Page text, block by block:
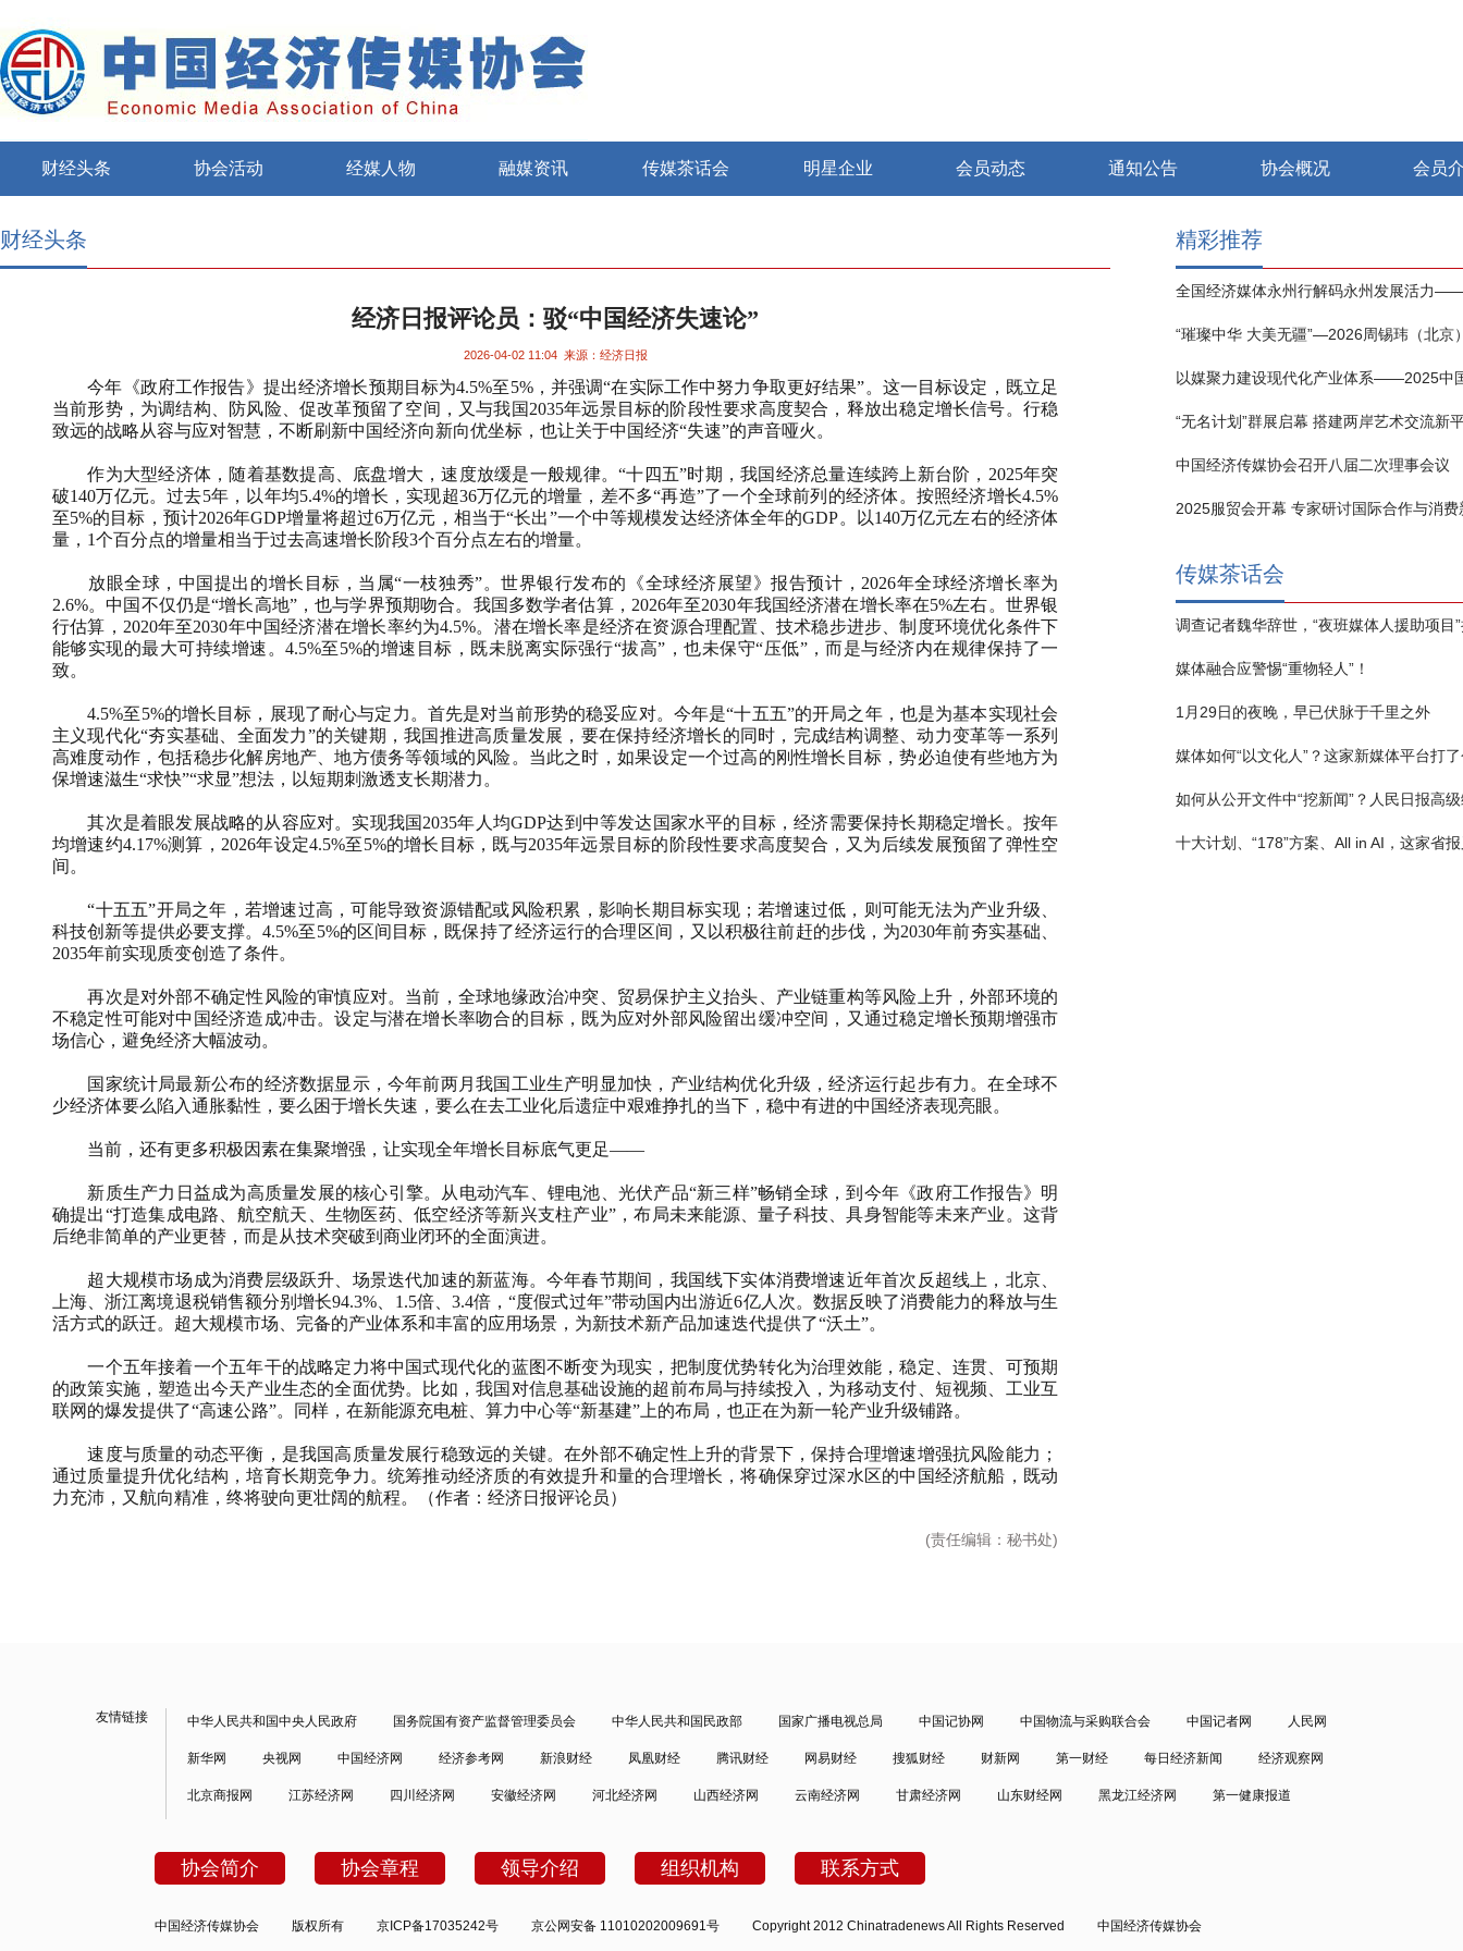
财经头条 协会活动 经媒人物 融媒资讯 传媒茶话会 明星企业 会员动态 通知公告 协会概况 会员
财经头条
经济日报评论员：驳“中国经济失速论”
2026-04-02 11:04 来源：经济日报
今年《政府工作报告》提出经济增长预期目标为4.5%至5%，并强调“在实际工作中努力争取更好结果”。这一目标设定，既立足
当前形势，为调结构、防风险、促改革预留了空间，又与我国2035年远景目标的阶段性要求高度契合，释放出稳定增长信号。行稳
致远的战略从容与应对智慧，不断刷新中国经济向新向优坐标，也让关于中国经济“失速”的声音哑火。
作为大型经济体，随着基数提高、底盘增大，速度放缓是一般规律。“十四五”时期，我国经济总量连续跨上新台阶，2025年突
破140万亿元。过去5年，以年均5.4%的增长，实现超36万亿元的增量，差不多“再造”了一个全球前列的经济体。按照经济增长4.5%
至5%的目标，预计2026年GDP增量将超过6万亿元，相当于“长出”一个中等规模发达经济体全年的GDP。以140万亿元左右的经济体
量，1个百分点的增量相当于过去高速增长阶段3个百分点左右的增量。
放眼全球，中国提出的增长目标，当属“一枝独秀”。世界银行发布的《全球经济展望》报告预计，2026年全球经济增长率为
2.6%。中国不仅仍是“增长高地”，也与学界预期吻合。我国多数学者估算，2026年至2030年我国经济潜在增长率在5%左右。世界银
行估算，2020年至2030年中国经济潜在增长率约为4.5%。潜在增长率是经济在资源合理配置、技术稳步进步、制度环境优化条件下
能够实现的最大可持续增速。4.5%至5%的增速目标，既未脱离实际强行“拔高”，也未保守“压低”，而是与经济内在规律保持了一
致。
4.5%至5%的增长目标，展现了耐心与定力。首先是对当前形势的稳妥应对。今年是“十五五”的开局之年，也是为基本实现社会
主义现代化“夯实基础、全面发力”的关键期，我国推进高质量发展，要在保持经济增长的同时，完成结构调整、动力变革等一系列
高难度动作，包括稳步化解房地产、地方债务等领域的风险。当此之时，如果设定一个过高的刚性增长目标，势必迫使有些地方为
保增速滋生“求快”“求显”想法，以短期刺激透支长期潜力。
其次是着眼发展战略的从容应对。实现我国2035年人均GDP达到中等发达国家水平的目标，经济需要保持长期稳定增长。按年
均增速约4.17%测算，2026年设定4.5%至5%的增长目标，既与2035年远景目标的阶段性要求高度契合，又为后续发展预留了弹性空
间。
“十五五”开局之年，若增速过高，可能导致资源错配或风险积累，影响长期目标实现；若增速过低，则可能无法为产业升级、
科技创新等提供必要支撑。4.5%至5%的区间目标，既保持了经济运行的合理区间，又以积极往前赶的步伐，为2030年前夯实基础、
2035年前实现质变创造了条件。
再次是对外部不确定性风险的审慎应对。当前，全球地缘政治冲突、贸易保护主义抬头、产业链重构等风险上升，外部环境的
不稳定性可能对中国经济造成冲击。设定与潜在增长率吻合的目标，既为应对外部风险留出缓冲空间，又通过稳定增长预期增强市
场信心，避免经济大幅波动。
国家统计局最新公布的经济数据显示，今年前两月我国工业生产明显加快，产业结构优化升级，经济运行起步有力。在全球不
少经济体要么陷入通胀黏性，要么困于增长失速，要么在去工业化后遗症中艰难挣扎的当下，稳中有进的中国经济表现亮眼。
当前，还有更多积极因素在集聚增强，让实现全年增长目标底气更足——
新质生产力日益成为高质量发展的核心引擎。从电动汽车、锂电池、光伏产品“新三样”畅销全球，到今年《政府工作报告》明
确提出“打造集成电路、航空航天、生物医药、低空经济等新兴支柱产业”，布局未来能源、量子科技、具身智能等未来产业。这背
后绝非简单的产业更替，而是从技术突破到商业闭环的全面演进。
超大规模市场成为消费层级跃升、场景迭代加速的新蓝海。今年春节期间，我国线下实体消费增速近年首次反超线上，北京、
上海、浙江离境退税销售额分别增长94.3%、1.5倍、3.4倍，“度假式过年”带动国内出游近6亿人次。数据反映了消费能力的释放与生
活方式的跃迁。超大规模市场、完备的产业体系和丰富的应用场景，为新技术新产品加速迭代提供了“沃土”。
一个五年接着一个五年干的战略定力将中国式现代化的蓝图不断变为现实，把制度优势转化为治理效能，稳定、连贯、可预期
的政策实施，塑造出今天产业生态的全面优势。比如，我国对信息基础设施的超前布局与持续投入，为移动支付、短视频、工业互
联网的爆发提供了“高速公路”。同样，在新能源充电桩、算力中心等“新基建”上的布局，也正在为新一轮产业升级铺路。
速度与质量的动态平衡，是我国高质量发展行稳致远的关键。在外部不确定性上升的背景下，保持合理增速增强抗风险能力；
通过质量提升优化结构，培育长期竞争力。统筹推动经济质的有效提升和量的合理增长，将确保穿过深水区的中国经济航船，既动
力充沛，又航向精准，终将驶向更壮阔的航程。（作者：经济日报评论员）
(责任编辑：秘书处)
精彩推荐
“无名计划”群展启幕 搭建两岸艺术交流新
中国经济传媒协会召开八届二次理事会议
2025服贸会开幕 专家研讨国际合作与消费
传媒茶话会
媒体融合应警惕“重物轻人”！
1月29日的夜晚，早已伏脉于千里之外
媒体如何“以文化人”？这家新媒体平台打
友情链接 中华人民共和国中央人民政府 国务院国有资产监督管理委员会 中华人民共和国民政部 国家广播电视总局 中国记协网 中国物流与采购联合会 中国记者网 人民网
新华网 央视网 中国经济网 经济参考网 新浪财经 凤凰财经 腾讯财经 网易财经 搜狐财经 财新网 第一财经 每日经济新闻 经济观察网
北京商报网 江苏经济网 四川经济网 安徽经济网 河北经济网 山西经济网 云南经济网 甘肃经济网 山东财经网 黑龙江经济网 第一健康报道
协会简介 协会章程 领导介绍 组织机构 联系方式
中国经济传媒协会 版权所有 京ICP备17035242号 京公网安备 11010202009691号 Copyright 2012 Chinatradenews All Rights Reserved 中国经济传媒协会